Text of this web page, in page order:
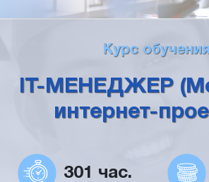
Курс
IT-МЕНЕДЖЕР
интернет-
301 час.